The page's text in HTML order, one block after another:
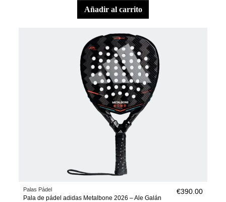
añadir al carrito
Palas Pádel
Pala de pádel adidas Metalbone 2026 – Ale Galán
€390.00